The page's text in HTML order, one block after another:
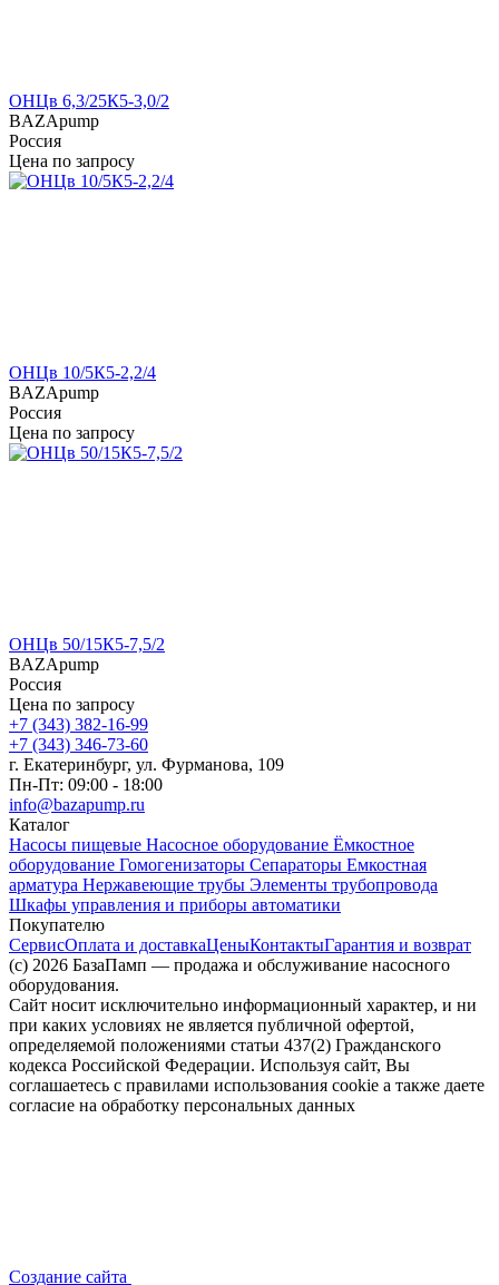
ОНЦв 6,3/25К5-3,0/2
BAZApump
Россия
Цена по запросу
ОНЦв 10/5К5-2,2/4
BAZApump
Россия
Цена по запросу
ОНЦв 50/15К5-7,5/2
BAZApump
Россия
Цена по запросу
+7 (343) 382-16-99
+7 (343) 346-73-‬60
г. Екатеринбург, ул. Фурманова, 109
Пн-Пт: 09:00 - 18:00
info@bazapump.ru
Каталог
Насосы пищевые Насосное оборудование Ёмкостное
оборудование Гомогенизаторы Сепараторы Емкостная
арматура Нержавеющие трубы Элементы трубопровода
Шкафы управления и приборы автоматики
Покупателю
СервисОплата и доставкаЦеныКонтактыГарантия и возврат
(c) 2026 БазаПамп — продажа и обслуживание насосного
оборудования.
Сайт носит исключительно информационный характер, и ни
при каких условиях не является публичной офертой,
определяемой положениями статьи 437(2) Гражданского
кодекса Российской Федерации. Используя сайт, Вы
соглашаетесь с правилами использования cookie а также даете
согласие на обработку персональных данных
Создание сайта